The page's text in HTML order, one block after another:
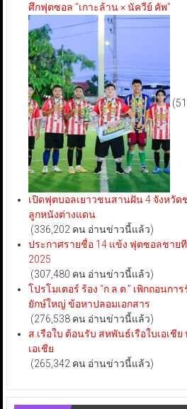
ศึกฟุตซอล “เกาะล้าน × นัควีย์ คัพ”
เปิดฟุตบอลเยาวชนสานฝัน 4 จังหวั
ลูกหนังต่างแดน
(336,202 คน อ่านข่าวนี้แล้ว)
ประกาศรายชื่อ 14 แข้ง ฟุตซอลชาย
2025
(307,480 คน อ่านข่าวนี้แล้ว)
โปรโมเตอร์ ร้อง “ก.ล.ต.” เพิกถอนก
ยักษ์ใหญ่ ข้อหาปลอมเอกสาร
(276,538 คน อ่านข่าวนี้แล้ว)
ส.เรือใบ ต้อนรับ สหพันธ์เรือใบเอเชี
เอเชีย
(265,342 คน อ่านข่าวนี้แล้ว)